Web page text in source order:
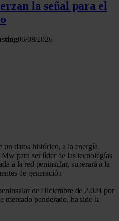
la señal para el
06/08/2026
un datos histórico, a la energía
para ser líder de las tecnologías
a la red peninsular, superará a la
de generación
de Diciembre de 2.024 por
mercado ponderado, ha sido la